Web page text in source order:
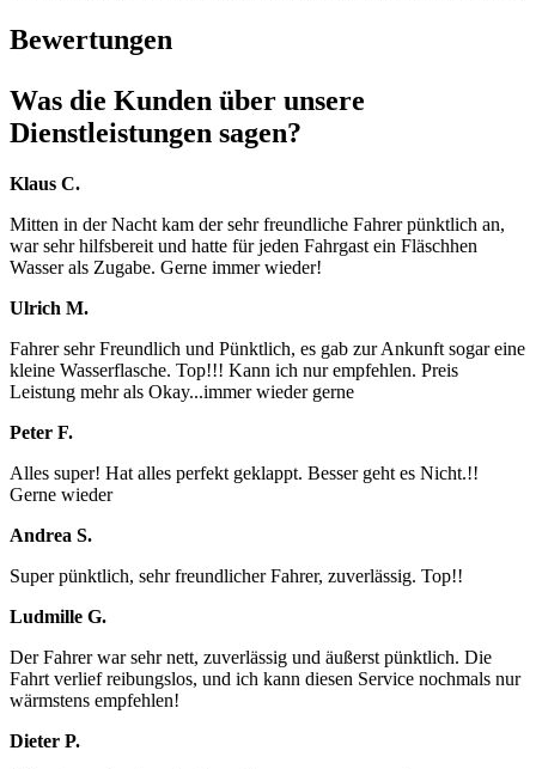
Bewertungen
Was die Kunden über unsere
Dienstleistungen sagen?
Klaus C.
Mitten in der Nacht kam der sehr freundliche Fahrer pünktlich an,
war sehr hilfsbereit und hatte für jeden Fahrgast ein Fläschhen
Wasser als Zugabe. Gerne immer wieder!
Ulrich M.
Fahrer sehr Freundlich und Pünktlich, es gab zur Ankunft sogar eine
kleine Wasserflasche. Top!!! Kann ich nur empfehlen. Preis
Leistung mehr als Okay...immer wieder gerne
Peter F.
Alles super! Hat alles perfekt geklappt. Besser geht es Nicht.!!
Gerne wieder
Andrea S.
Super pünktlich, sehr freundlicher Fahrer, zuverlässig. Top!!
Ludmille G.
Der Fahrer war sehr nett, zuverlässig und äußerst pünktlich. Die
Fahrt verlief reibungslos, und ich kann diesen Service nochmals nur
wärmstens empfehlen!
Dieter P.